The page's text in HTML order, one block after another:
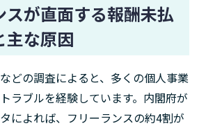
スが直面する報酬未払
主な原因
どの調査によると、多くの個人事業
ラブルを経験しています。内閣府が
によれば、フリーランスの約4割が